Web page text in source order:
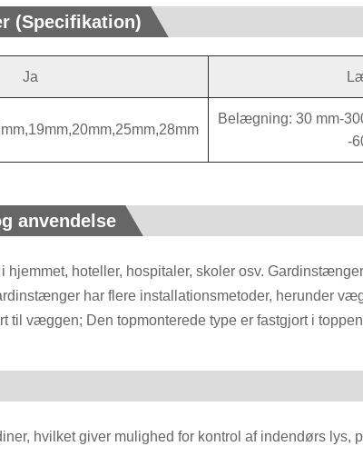
(Specifikation)
Ja
Belægning: 30
-
anvendelse
hjemmet, hoteller, hospitaler, skoler osv.
har flere installationsmetoder, herunder
væggen; Den topmonterede type er fastgjort i
hvilket giver mulighed for kontrol af indendørs lys,